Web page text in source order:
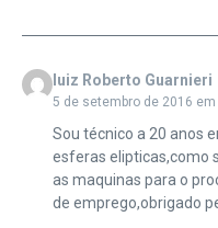
luiz Roberto Guarnieri
5 de setembro de 2016 em
Sou técnico a 20 anos
esferas elipticas,como
as maquinas para o
de emprego,obrigado